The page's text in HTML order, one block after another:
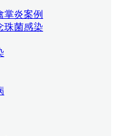
掌炎案例
珠菌感染